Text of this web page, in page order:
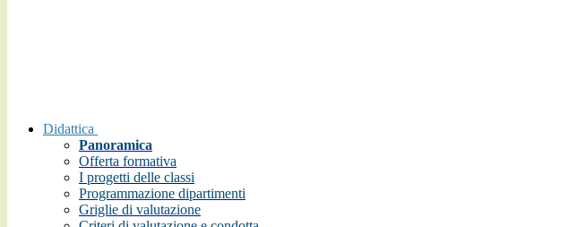
Didattica
Panoramica
Offerta formativa
I progetti delle classi
Programmazione dipartimenti
Griglie di valutazione